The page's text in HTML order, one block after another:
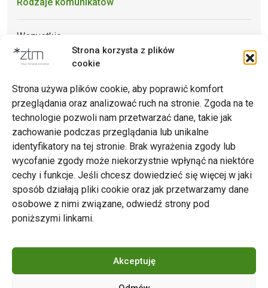
Strona korzysta z plików
cookie
Strona używa plików cookie, aby poprawić komfort
przeglądania oraz analizować ruch na stronie. Zgoda na te
technologie pozwoli nam przetwarzać dane, takie jak
zachowanie podczas przeglądania lub unikalne
identyfikatory na tej stronie. Brak wyrażenia zgody lub
wycofanie zgody może niekorzystnie wpłynąć na niektóre
cechy i funkcje. Jeśli chcesz dowiedzieć się więcej w jaki
sposób działają pliki cookie oraz jak przetwarzamy dane
osobowe z nimi związane, odwiedź strony pod
poniższymi linkami.
Akceptuję
Wszystkie
Archiwum
Zarząd Transportu Miejskiego w Poznaniu
Napisz do nas
tel. 61 646 33 44
ul. Matejki 59, 60-770 Poznań